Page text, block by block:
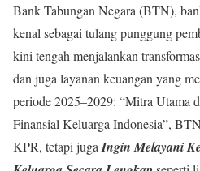
Bank Tabungan Negara (BTN),
kenal sebagai tulang punggung
kini tengah menjalankan
dan juga layanan keuangan yang
periode 2025–2029: “Mitra Utama
Finansial Keluarga Indonesia”,
KPR, tetapi juga Ingin Melayani